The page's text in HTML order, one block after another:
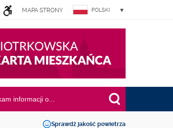
MAPA STRONY POLSKI
Sprawdź jakość powietrza